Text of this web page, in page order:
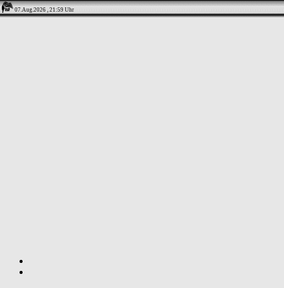
07.Aug.2026 , 21:59 Uhr